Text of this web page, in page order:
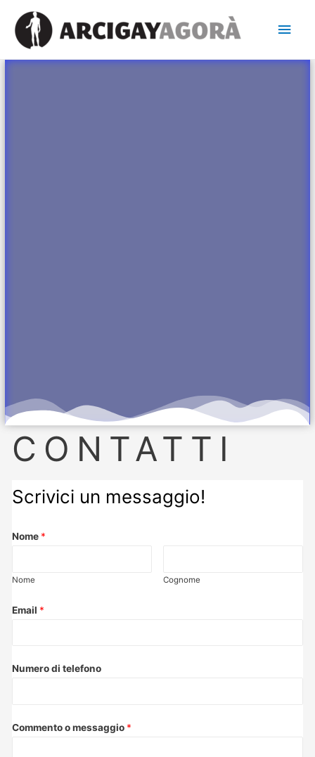
CONTATTI
Scrivici un messaggio!
Nome *
Nome Cognome
Email *
Numero di telefono
Commento o messaggio *